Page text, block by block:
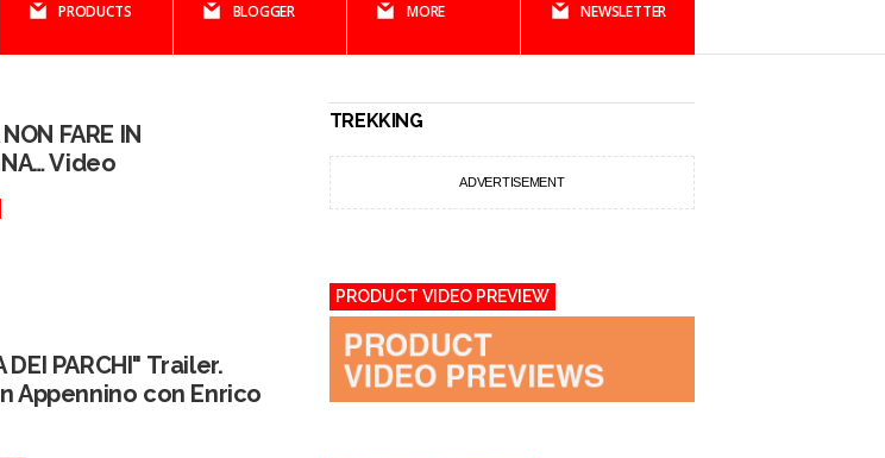
PRODUCTS BLOGGER MORE NEWSLETTER
FARE IN
Video
DEI PARCHI" Trailer.
Appennino con Enrico
TREKKING
ADVERTISEMENT
PRODUCT VIDEO PREVIEW